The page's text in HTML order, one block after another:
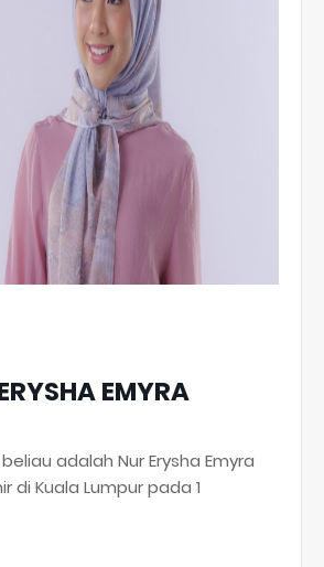
EMYRA
adalah Nur Erysha Emyra
di Kuala Lumpur pada 1